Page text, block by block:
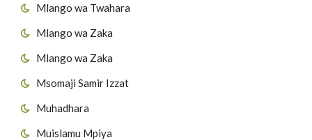
Mlango wa Twahara
Mlango wa Zaka
Mlango wa Zaka
Msomaji Samir Izzat
Muhadhara
Muislamu Mpiya